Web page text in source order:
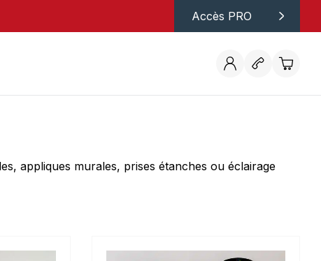
Accès PRO
appliques murales, prises étanches ou éclairage